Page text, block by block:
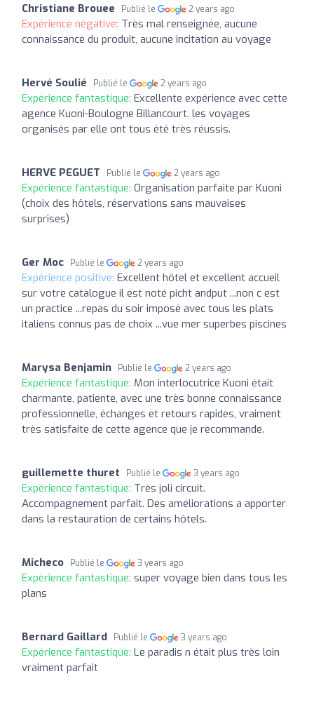
Christiane Brouee Publié le 2 years ago
Expérience négative: Très mal renseignée, aucune
connaissance du produit, aucune incitation au voyage
Hervé Soulié Publié le 2 years ago
Expérience fantastique: Excellente expérience avec cette
agence Kuoni-Boulogne Billancourt. les voyages
organisés par elle ont tous été très réussis.
HERVE PEGUET Publié le 2 years ago
Expérience fantastique: Organisation parfaite par Kuoni
(choix des hôtels, réservations sans mauvaises
surprises)
Ger Moc Publié le 2 years ago
Expérience positive: Excellent hôtel et excellent accueil
sur votre catalogue il est noté picht andput ...non c est
un practice ...repas du soir imposé avec tous les plats
italiens connus pas de choix ...vue mer superbes piscines
Marysa Benjamin Publié le 2 years ago
Expérience fantastique: Mon interlocutrice Kuoni était
charmante, patiente, avec une très bonne connaissance
professionnelle, échanges et retours rapides, vraiment
très satisfaite de cette agence que je recommande.
guillemette thuret Publié le 3 years ago
Expérience fantastique: Très joli circuit.
Accompagnement parfait. Des améliorations a apporter
dans la restauration de certains hôtels.
Micheco Publié le 3 years ago
Expérience fantastique: super voyage bien dans tous les
plans
Bernard Gaillard Publié le 3 years ago
Expérience fantastique: Le paradis n était plus très loin
vraiment parfait